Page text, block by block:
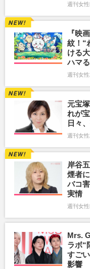
週刊女
『映
紋！“
ける
ハマ
週刊女
元宝
れが
日々
週刊女
岸谷
煙者
バコ
実情
週刊女
Mrs.
ラボ“
すご
影響